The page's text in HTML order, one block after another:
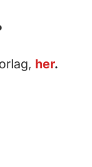
her.